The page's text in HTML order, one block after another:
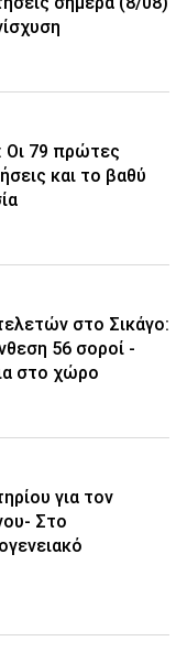
Οι 79 πρώτες
και το βαθύ
στο Σικάγο:
56 σοροί -
στο χώρο
για τον
Στο